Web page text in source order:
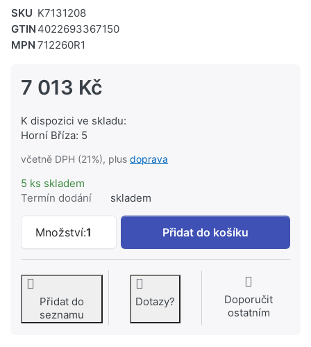
SKU K7131208
GTIN 4022693367150
MPN 712260R1
7 013 Kč
K dispozici ve skladu:
Horní Bříza: 5
včetně DPH (21%), plus doprava
5 ks skladem
Termín dodání
skladem
Množství:1
VILLEROY & BOCH OMNIA CLASSIC
Přidat do košíku
Přidat do
seznamu
Dotazy?
Doporučit
ostatním